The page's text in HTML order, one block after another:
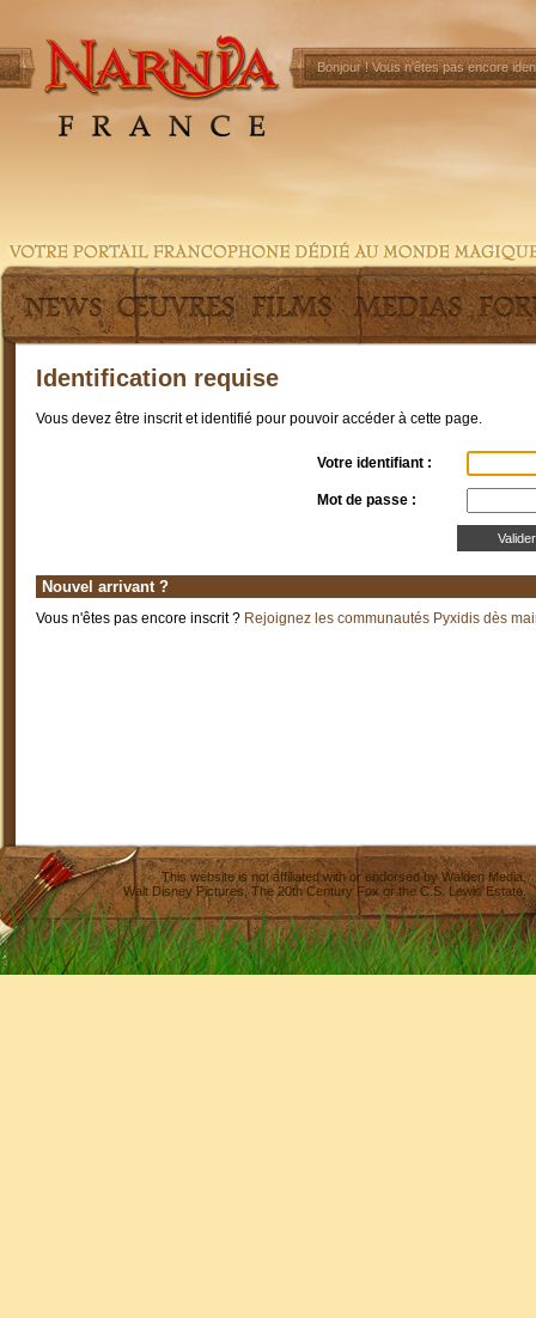
Bonjour !Vous n'êtes pas encore
Identification requise
Vous devez être inscrit et identifié pour pouvoir accéder à cette page.
Votre identifiant :
Mot de passe :
Nouvel arrivant ?
Vous n'êtes pas encore inscrit ? Rejoignez les communautés Pyxidis dès
This website is not affiliated with or endorsed byWalden Media
Walt Disney Pictures,The 20th Century Fox or the C.S. Lewis Estate.